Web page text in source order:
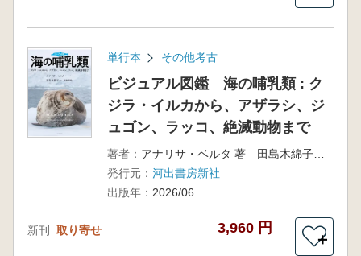
単行本 その他考古
ビジュアル図鑑 海の哺乳類 : ク
ジラ・イルカから、アザラシ、ジ
ュゴン、ラッコ、絶滅動物まで
著者：
アナリサ・ベルタ 著 田島木綿子監修 黒輪篤嗣翻訳
発行元： 河出書房新社
出版年： 2026/06
新刊 取り寄せ 3,960 円
＋